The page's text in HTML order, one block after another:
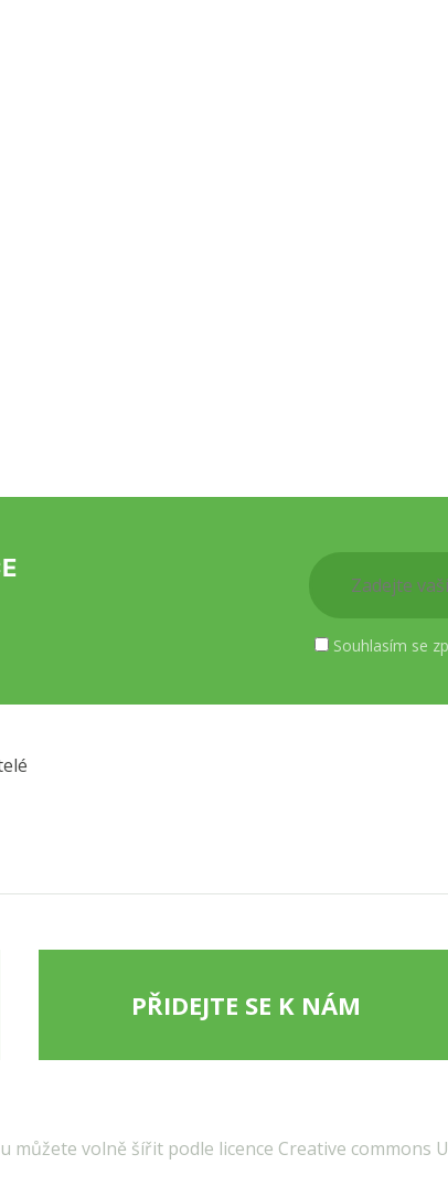
Souhlasím se
PŘIDEJTE SE K NÁM
můžete volně šířit podle licence Creative commons